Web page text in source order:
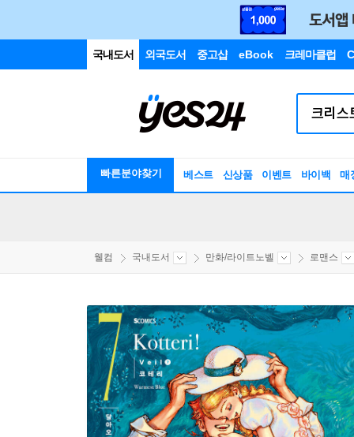
국내도서 외국도서 중고샵 eBook 크레마클럽
빠른분야찾기 베스트 신상품 이벤트 바이백 매
웰컴 국내도서 만화/라이트노벨 로맨스